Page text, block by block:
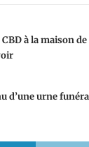
à la maison
d’une urne